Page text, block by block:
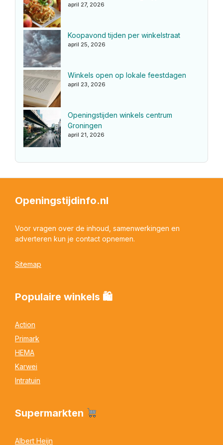
april 27, 2026
Koopavond tijden per winkelstraat
april 25, 2026
Winkels open op lokale feestdagen
april 23, 2026
Openingstijden winkels centrum
Groningen
april 21, 2026
Openingstijdinfo.nl
Voor vragen over de inhoud, samenwerkingen en
adverteren kun je contact opnemen.
Sitemap
Populaire winkels 🛍
Action
Primark
HEMA
Karwei
Intratuin
Supermarkten
Albert Heijn